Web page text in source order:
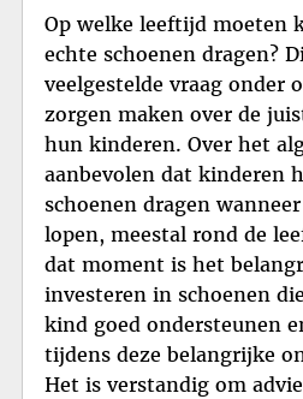
Op welke leeftijd moeten
echte schoenen dragen?
veelgestelde vraag onder
zorgen maken over de
hun kinderen. Over het
aanbevolen dat kinderen
schoenen dragen
lopen, meestal rond de
dat moment is het
investeren in schoenen
kind goed ondersteunen
tijdens deze belangrijke
Het is verstandig om